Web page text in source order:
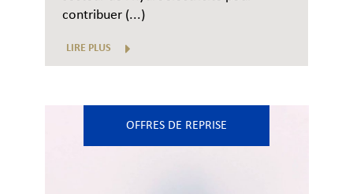
contribuer (...)
LIRE PLUS
OFFRES DE REPRISE